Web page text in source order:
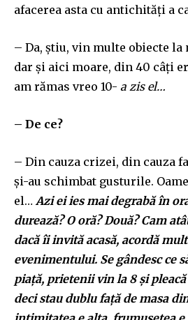
afacerea asta cu antichități a
– Da, știu, vin multe obiecte
dar și aici moare, din 40 câți
am rămas vreo 10- a zis el…
– De ce?
– Din cauza crizei, din cauza
și-au schimbat gusturile.
el… Azi ei ies mai degrabă în
durează? O oră? Două? Cam
dacă îi invită acasă, acordă
evenimentului. Se gândesc ce
piață, prietenii vin la 8 și
deci stau dublu față de masa